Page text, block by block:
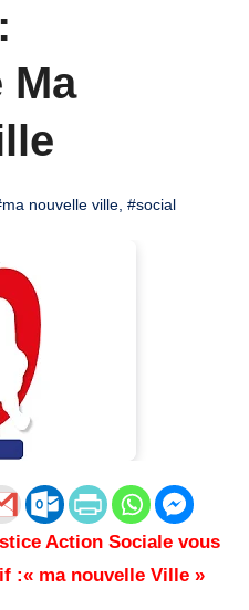
Ma
nouvelle ville #social
:« ma nouvelle Ville »